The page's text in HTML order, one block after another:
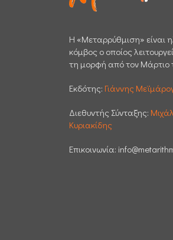
H «Μεταρρύθμιση» είναι
κόμβος ο οποίος
τη μορφή από τον Μάρτιο
Εκδότης: Γιάννης
Διεθυντής Σύνταξης:
Κυριακίδης
Επικοινωνία: